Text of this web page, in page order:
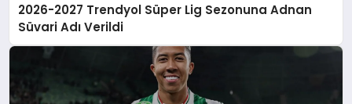
2026-2027 Trendyol Süper Lig Sezonuna Adnan
Süvari Adı Verildi